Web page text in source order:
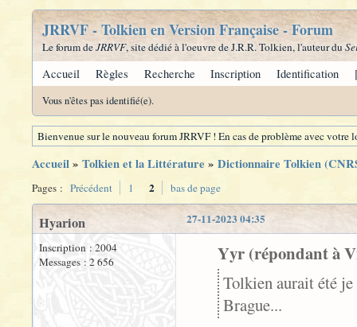
JRRVF - Tolkien en Version Française - Forum
Le forum deJRRVF, site dédié à l'oeuvre de J.R.R. Tolkien, l'auteur du
Accueil Règles Recherche Inscription Identification
Vous n'êtes pas identifié(e).
Bienvenue sur le nouveau forum JRRVF ! En cas de problème avec
Accueil» Tolkien et la Littérature » Dictionnaire Tolkien
Pages : Précédent 1 2 bas de page
27-11-2023 04:35
Hyarion
Inscription : 2004
Messages : 2 656
Yyr (répondant à
Tolkien aurait été
Brague...